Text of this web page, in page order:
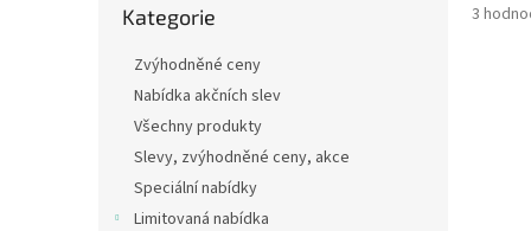
kategorie
Kategorie
Zvýhodněné ceny
Nabídka akčních slev
Všechny produkty
Slevy, zvýhodněné ceny, akce
Speciální nabídky
Limitovaná nabídka
3